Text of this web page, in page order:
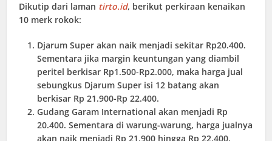
Dikutip dari laman tirto.id, berikut perkiraan kenaikan
10 merk rokok:
Djarum Super akan naik menjadi sekitar Rp20.400.
Sementara jika margin keuntungan yang diambil
peritel berkisar Rp1.500-Rp2.000, maka harga jual
sebungkus Djarum Super isi 12 batang akan
berkisar Rp 21.900-Rp 22.400.
Gudang Garam International akan menjadi Rp
20.400. Sementara di warung-warung, harga jualnya
akan naik menjadi Rp 21.900 hingga Rp 22.400.